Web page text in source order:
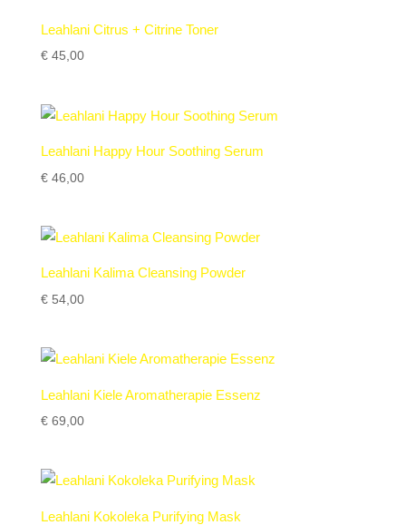
Leahlani Citrus + Citrine Toner
€45,00
Leahlani Happy Hour Soothing Serum
€46,00
Leahlani Kalima Cleansing Powder
€54,00
Leahlani Kiele Aromatherapie Essenz
€69,00
Leahlani Kokoleka Purifying Mask